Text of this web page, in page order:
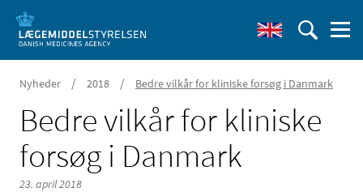
Nyheder / 2018 / Bedre vilkår for kliniske forsøg i Danmark
Bedre vilkår for kliniske
forsøg i Danmark
23. april 2018